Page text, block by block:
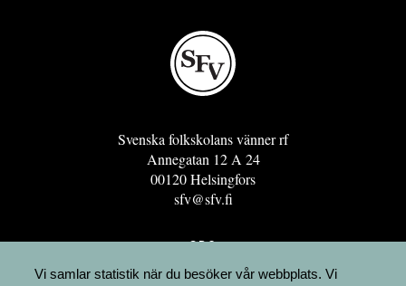
Svenska folkskolans vänner rf
Annegatan 12 A 24
00120 Helsingfors
sfv@sfv.fi
GRO
FÖRENINGSRESURSEN
Vi samlar statistik när du besöker vår webbplats. Vi